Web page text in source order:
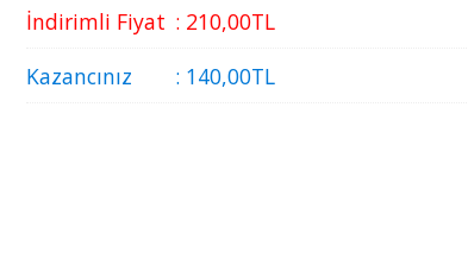
İndirimli Fiyat : 210,00TL
Kazancınız
: 140,00TL